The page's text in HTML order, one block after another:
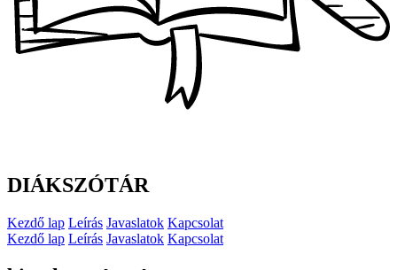
DIÁKSZÓTÁR
Kezdő lap Leírás Javaslatok Kapcsolat
Kezdő lap Leírás Javaslatok Kapcsolat